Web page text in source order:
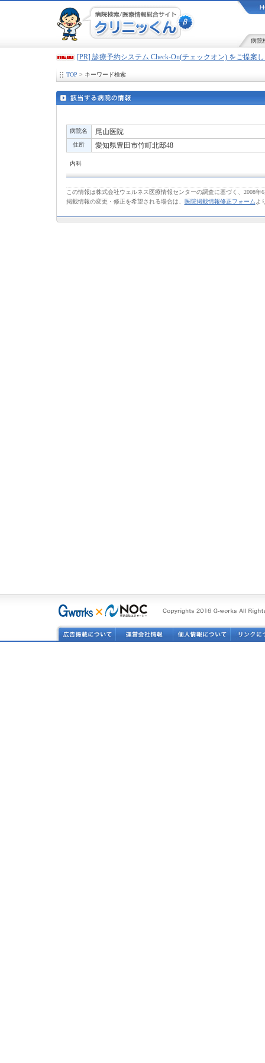
病院
[PR] 診療予約システム Check-On(チェックオン) をご提案
TOP > キーワード検索
病院名 尾山医院
住所 愛知県豊田市竹町北邸48
内科
この情報は株式会社ウェルネス医療情報センターの調査に基づく、2008年
掲載情報の変更・修正を希望される場合は、
医院掲載情報修正フォーム よ